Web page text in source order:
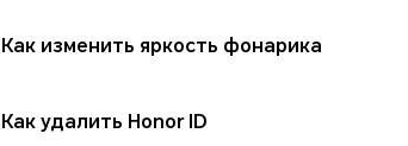
Как изменить яркость фонарика
Как удалить Honor ID